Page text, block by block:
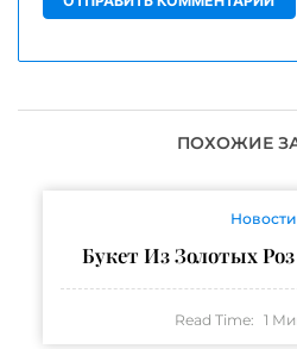
ПОХОЖИЕ
Новости
Букет Из Золотых
Read Time: 1